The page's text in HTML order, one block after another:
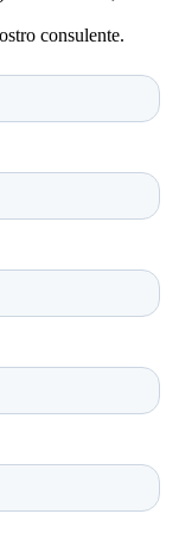
consulente.